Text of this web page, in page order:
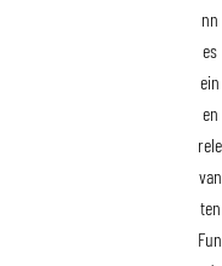
nn
es
ein
en
rele
van
ten
Fun